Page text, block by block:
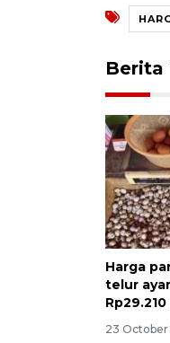
Berita
Harga
telur
23 October